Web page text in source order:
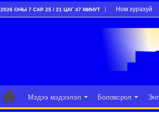
2026 ОНЫ 7 САР 25 / 21 ЦАГ 47 МИНУТ Ном хурахуй
Мэдээ мэдээлэл Боловсрол